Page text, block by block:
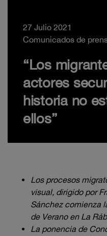
27 Julio 2021
Comunicados de
“Los
actores
historia no
ellos”
Los procesos
visual, dirigido por
Sánchez comienza
de Verano en La
La ponencia de